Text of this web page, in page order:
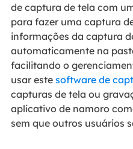
de captura de tela com
para fazer uma captura
informações da captura
automaticamente na
facilitando o
usar este software de
capturas de tela ou
aplicativo de namoro
sem que outros usuários